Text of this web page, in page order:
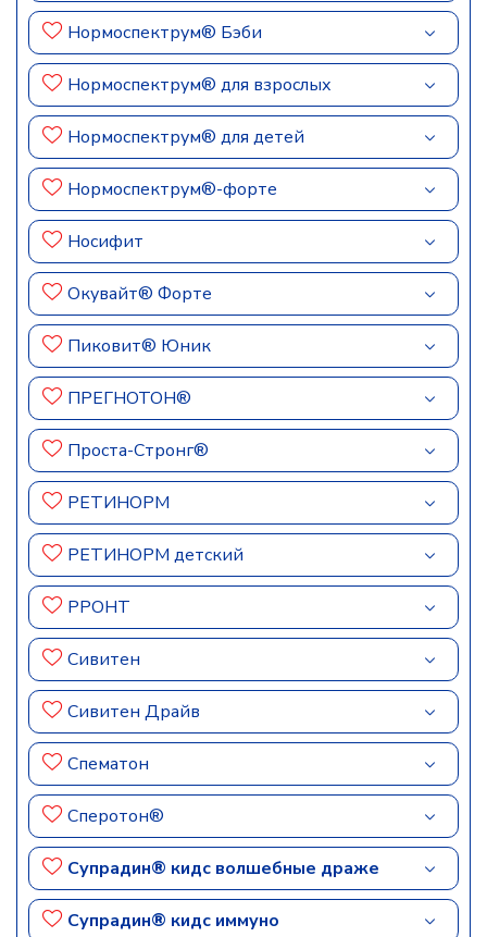
Нормоспектрум® Бэби
Нормоспектрум® для взрослых
Нормоспектрум® для детей
Нормоспектрум®-форте
Носифит
Окувайт® Форте
Пиковит® Юник
ПРЕГНОТОН®
Проста-Стронг®
РЕТИНОРМ
РЕТИНОРМ детский
РРОНТ
Сивитен
Сивитен Драйв
Спематон
Сперотон®
Супрадин® кидс волшебные драже
Супрадин® кидс иммуно